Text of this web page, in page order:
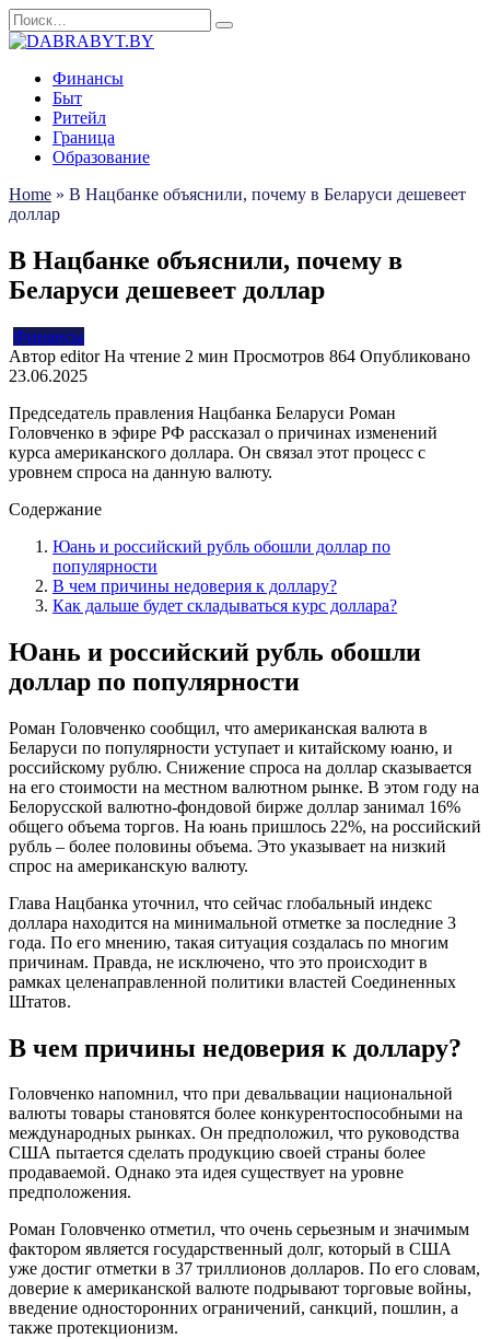
Перейти
к
Search
for:
Финансы
Быт
Ритейл
Граница
Образование
Home » В Нацбанке объяснили, почему в Беларуси дешевеет
доллар
В Нацбанке объяснили, почему в
Беларуси дешевеет доллар
Финансы
Автор editor На чтение 2 мин Просмотров 864 Опубликовано
23.06.2025
Председатель правления Нацбанка Беларуси Роман
Головченко в эфире РФ рассказал о причинах изменений
курса американского доллара. Он связал этот процесс с
уровнем спроса на данную валюту.
Содержание
Юань и российский рубль обошли доллар по
популярности
В чем причины недоверия к доллару?
Как дальше будет складываться курс доллара?
Юань и российский рубль обошли
доллар по популярности
Роман Головченко сообщил, что американская валюта в
Беларуси по популярности уступает и китайскому юаню, и
российскому рублю. Снижение спроса на доллар сказывается
на его стоимости на местном валютном рынке. В этом году на
Белорусской валютно-фондовой бирже доллар занимал 16%
общего объема торгов. На юань пришлось 22%, на российский
рубль – более половины объема. Это указывает на низкий
спрос на американскую валюту.
Глава Нацбанка уточнил, что сейчас глобальный индекс
доллара находится на минимальной отметке за последние 3
года. По его мнению, такая ситуация создалась по многим
причинам. Правда, не исключено, что это происходит в
рамках целенаправленной политики властей Соединенных
Штатов.
В чем причины недоверия к доллару?
Головченко напомнил, что при девальвации национальной
валюты товары становятся более конкурентоспособными на
международных рынках. Он предположил, что руководства
США пытается сделать продукцию своей страны более
продаваемой. Однако эта идея существует на уровне
предположения.
Роман Головченко отметил, что очень серьезным и значимым
фактором является государственный долг, который в США
уже достиг отметки в 37 триллионов долларов. По его словам,
доверие к американской валюте подрывают торговые войны,
введение односторонних ограничений, санкций, пошлин, а
также протекционизм.